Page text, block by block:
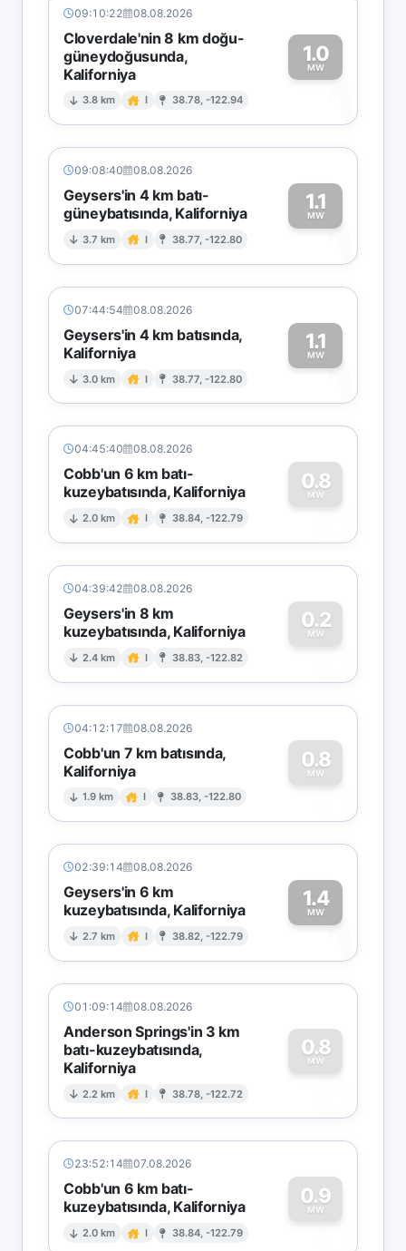
09:10:22 08.08.2026
Cloverdale'nin 8 km doğu-
güneydoğusunda,
Kaliforniya
3.8 km I 38.78, -122.94
1.0
MW
1
09:08:40 08.08.2026
Geysers'in 4 km batı-
güneybatısında, Kaliforniya
3.7 km I 38.77, -122.80
1.1
MW1
07:44:54 08.08.2026
Geysers'in 4 km batısında,
Kaliforniya
3.0 km I 38.77, -122.80
1.1
MW1
04:45:40 08.08.2026
Cobb'un 6 km batı-
kuzeybatısında, Kaliforniya
2.0 km I 38.84, -122.79
0.8
MW
0
04:39:42 08.08.2026
Geysers'in 8 km
kuzeybatısında, Kaliforniya
2.4 km I 38.83, -122.82
0.2
MW
0
04:12:17 08.08.2026
Cobb'un 7 km batısında,
Kaliforniya
1.9 km I 38.83, -122.80
0.8
MW
0
02:39:14 08.08.2026
Geysers'in 6 km
kuzeybatısında, Kaliforniya
2.7 km I 38.82, -122.79
1.4
MW1
01:09:14 08.08.2026
Anderson Springs'in 3 km
batı-kuzeybatısında,
Kaliforniya
2.2 km I 38.78, -122.72
0.8
MW
0
23:52:14 07.08.2026
Cobb'un 6 km batı-
kuzeybatısında, Kaliforniya
2.0 km I 38.84, -122.79
0.9
MW